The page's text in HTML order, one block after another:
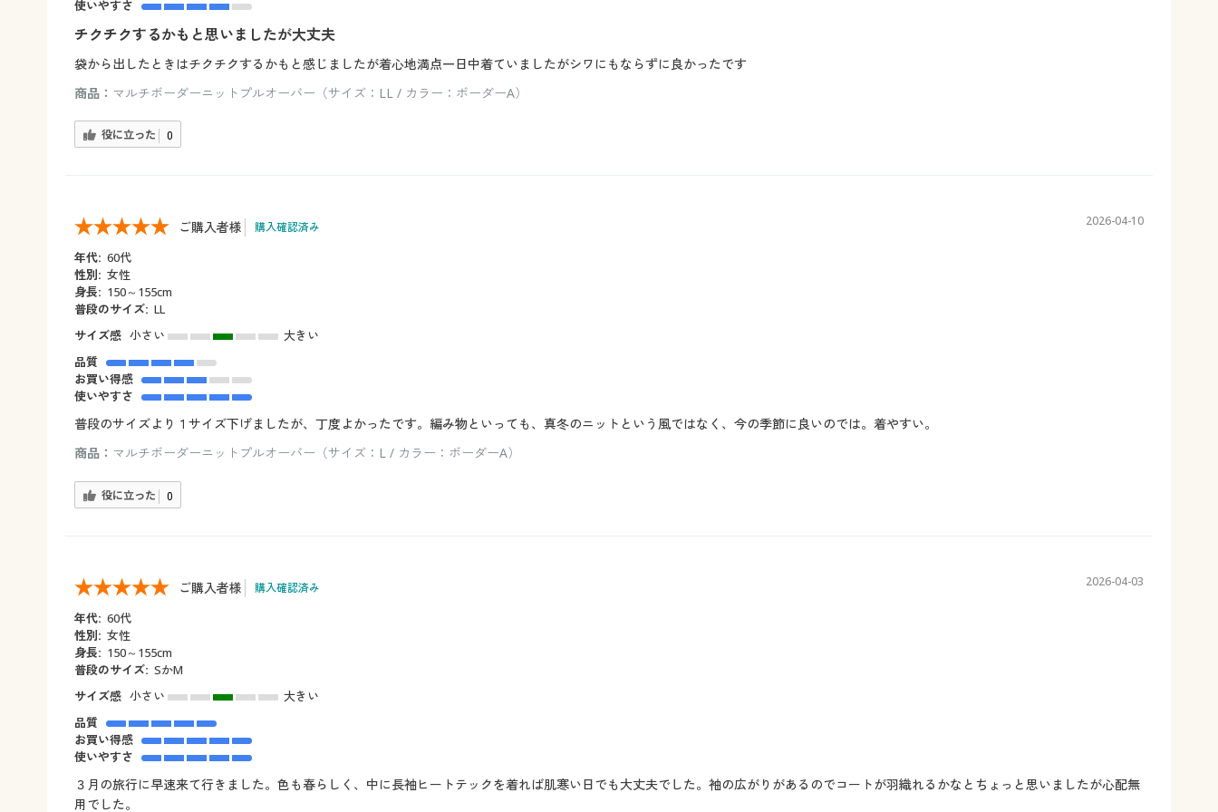
使いやすさ
チクチクするかもと思いましたが大丈夫
袋から出したときはチクチクするかもと感じましたが着心地満点一日中着ていましたがシワにもならずに良かったです
商品： マルチボーダーニットプルオーバー（サイズ：LL / カラー：ボーダーA）
役に立った 0
ご購入者様 購入確認済み 2026-04-10
年代: 60代
性別: 女性
身長: 150～155cm
普段のサイズ: LL
サイズ感 小さい
大きい
品質
お買い得感
使いやすさ
普段のサイズより１サイズ下げましたが、丁度よかったです。編み物といっても、真冬のニットという風ではなく、今の季節に良いのでは。着やすい。
商品： マルチボーダーニットプルオーバー（サイズ：L / カラー：ボーダーA）
役に立った 0
ご購入者様 購入確認済み 2026-04-03
年代: 60代
性別: 女性
身長: 150～155cm
普段のサイズ: SかM
サイズ感 小さい
大きい
品質
お買い得感
使いやすさ
３月の旅行に早速来て行きました。色も春らしく、中に長袖ヒートテックを着れば肌寒い日でも大丈夫でした。袖の広がりがあるのでコートが羽織れるかなとちょっと思いましたが心配無
用でした。